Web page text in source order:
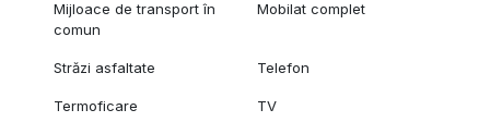
Mijloace de transport în
comun
Mobilat complet
Străzi asfaltate Telefon
Termoficare TV